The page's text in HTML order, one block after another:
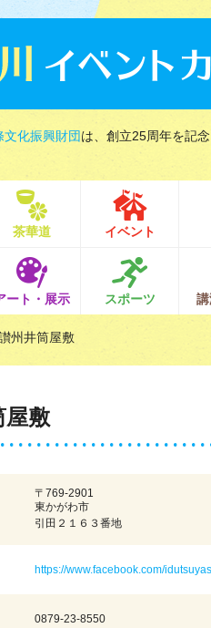
化振興財団は、創立25周年を記
茶華道 イベント
ート・展示 スポーツ
州井筒屋敷
屋敷
〒769-2901
東かがわ市
引田２１６３番地
https://www.facebook.com/
0879-23-8550